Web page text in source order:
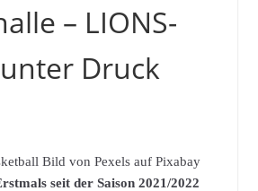
– LIONS-
Druck
Bild von Pexels auf Pixabay
seit der Saison 2021/2022